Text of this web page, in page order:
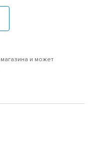
магазина и может